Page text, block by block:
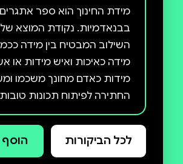
מידת החינוך הוא ספר אתגרים
בבנאדמיות. נקודת המוצא
השילוב המבטיח בין מידה
מידה כאיכות ואיש מידות או
מידות כאדם מחונך משכמו
החתירה לפיתוח תכונות טובות
במידתיות הנכונה ולהגשמת
עם הסביבה הטבעית ועם
האנושית. הספר מכוון לכל
לכל הביקורות הוסף